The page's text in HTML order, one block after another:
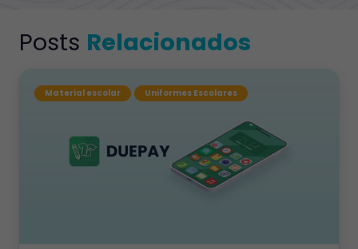
Posts Relacionados
Material escolar Uniformes Escolares